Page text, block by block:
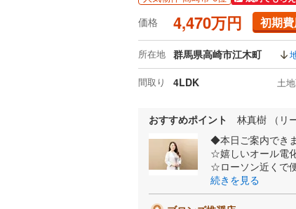
価格 4,470万円 初期
所在地 群馬県高崎市江木町
間取り 4LDK 土
おすすめポイント
林真樹 （リ
◆本日ご案内でき
☆嬉しいオール電
☆ローソン近くで
続きを見る